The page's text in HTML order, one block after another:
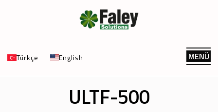
Türkçe English MENÜ
ULTF-500